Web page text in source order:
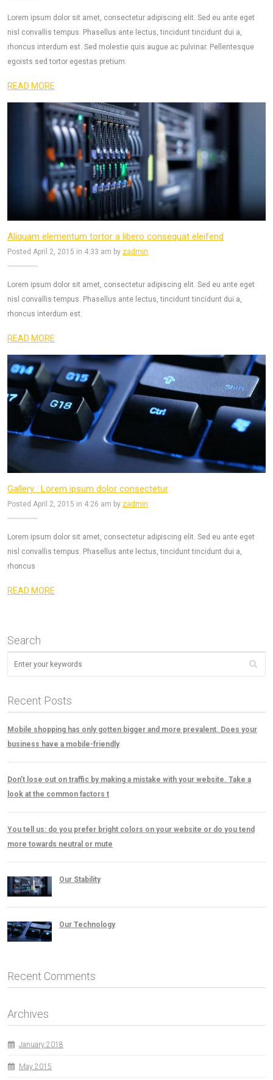
Lorem ipsum dolor sit amet, consectetur adipiscing elit. Sed eu ante eget
nisl convallis tempus. Phasellus ante lectus, tincidunt tincidunt dui a,
rhoncus interdum est. Sed molestie quis augue ac pulvinar. Pellentesque
egoists sed tortor egestas pretium.
READ MORE
Aliquam elementum tortor a libero consequat eleifend
Posted April 2, 2015 in 4:33 am by zadmin
Lorem ipsum dolor sit amet, consectetur adipiscing elit. Sed eu ante eget
nisl convallis tempus. Phasellus ante lectus, tincidunt tincidunt dui a,
rhoncus interdum est.
READ MORE
Gallery : Lorem ipsum dolor consectetur
Posted April 2, 2015 in 4:26 am by zadmin
Lorem ipsum dolor sit amet, consectetur adipiscing elit. Sed eu ante eget
nisl convallis tempus. Phasellus ante lectus, tincidunt tincidunt dui a,
rhoncus
READ MORE
Search
Recent Posts
Mobile shopping has only gotten bigger and more prevalent. Does your
business have a mobile-friendly
Don’t lose out on traffic by making a mistake with your website. Take a
look at the common factors t
You tell us: do you prefer bright colors on your website or do you tend
more towards neutral or mute
Our Stability
Our Technology
Recent Comments
Archives
January 2018
May 2015